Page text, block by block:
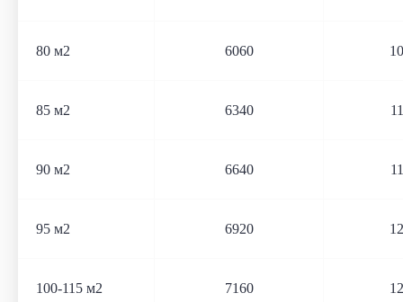
80 м2 6060
85 м2 6340
90 м2 6640
95 м2 6920
100-115 м2 7160